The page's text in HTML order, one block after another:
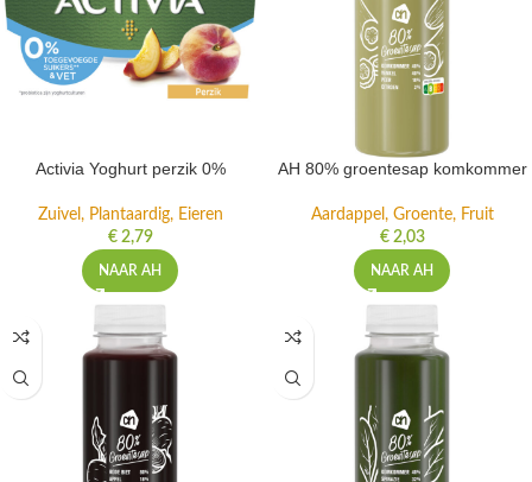
Activia Yoghurt perzik 0%
Zuivel, Plantaardig, Eieren
€2,79
NAAR AH
AH 80% groentesap komkommer
Aardappel, Groente, Fruit
€2,03
NAAR AH